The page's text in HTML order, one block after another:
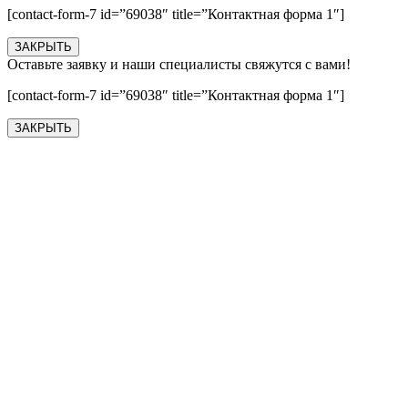
[contact-form-7 id=”69038″ title=”Контактная форма 1″]
ЗАКРЫТЬ
Оставьте заявку и наши специалисты свяжутся с вами!
[contact-form-7 id=”69038″ title=”Контактная форма 1″]
ЗАКРЫТЬ